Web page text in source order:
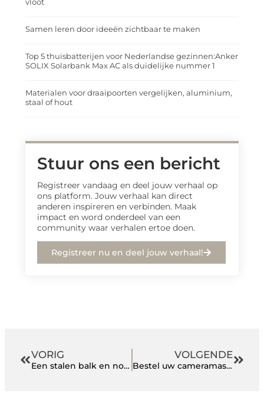
Samen leren door ideeën zichtbaar te maken
Top 5 thuisbatterijen voor Nederlandse gezinnen:Anker
SOLIX Solarbank Max AC als duidelijke nummer 1
Materialen voor draaipoorten vergelijken, aluminium,
staal of hout
Stuur ons een bericht
Registreer vandaag en deel jouw verhaal op
ons platform. Jouw verhaal kan direct
anderen inspireren en verbinden. Maak
impact en word onderdeel van een
community waar verhalen ertoe doen.
Registreer nu en deel jouw verhaal!
VORIG
Een stalen balk en nog veel meer producten bestellen bij dit ervaren bedrijf
VOLGENDE
Bestel uw cameramast bij een expert